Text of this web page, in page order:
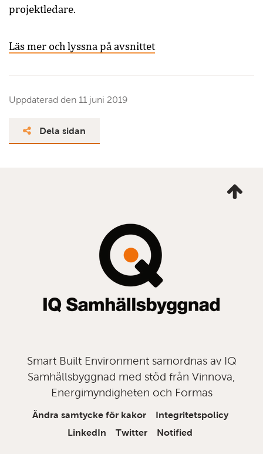
projektledare.
Läs mer och lyssna på avsnittet
Uppdaterad den 11 juni 2019
Dela sidan
mig
Smart Built Environment samordnas av IQ
Samhällsbyggnad med stöd från Vinnova,
Energimyndigheten och Formas
Ändra samtycke för kakor
Integritetspolicy
LinkedIn
Twitter Notified